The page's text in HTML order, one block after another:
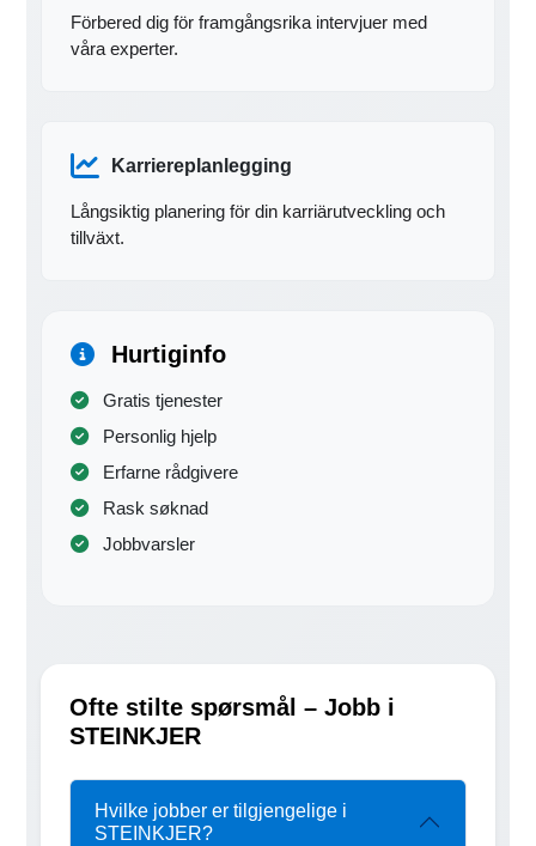
Förbered dig för framgångsrika intervjuer med
våra experter.
Karriereplanlegging
Långsiktig planering för din karriärutveckling och
tillväxt.
Hurtiginfo
Gratis tjenester
Personlig hjelp
Erfarne rådgivere
Rask søknad
Jobbvarsler
Ofte stilte spørsmål – Jobb i
STEINKJER
Hvilke jobber er tilgjengelige i
STEINKJER?